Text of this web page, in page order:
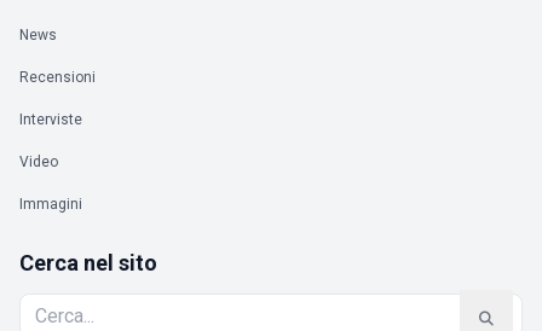
News
Recensioni
Interviste
Video
Immagini
Cerca nel sito